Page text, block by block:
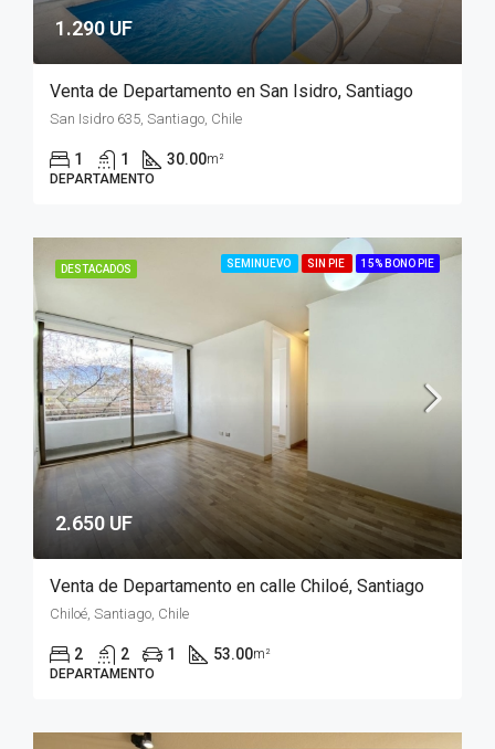
1.290 UF
Venta de Departamento en San Isidro, Santiago
San Isidro 635, Santiago, Chile
1 1 30.00m²
DEPARTAMENTO
DESTACADOS SEMINUEVO SIN PIE 15% BONO PIE
2.650 UF
Venta de Departamento en calle Chiloé, Santiago
Chiloé, Santiago, Chile
2 2 1 53.00m²
DEPARTAMENTO